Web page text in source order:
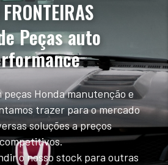
Peças auto
peças Honda manutenção e
trazer para o mercado
soluções a preços
competitivos.
o nosso stock para outras